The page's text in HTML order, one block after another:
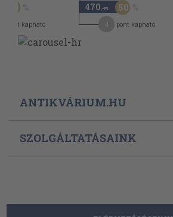
50
pont kapható
470 ,-Ft 50
pont kapható
ANTIKVÁRIUM.HU
SZOLGÁLTATÁSAINK